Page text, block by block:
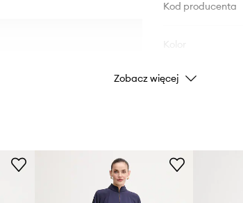
Kod producenta
Marka
ID Produktu
Zobacz więcej